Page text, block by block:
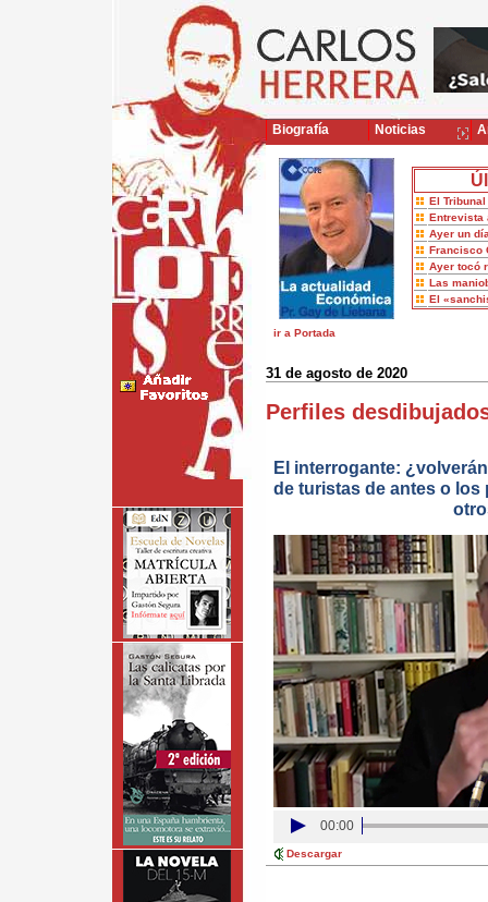
El
Entrevista
Ayer un
Francisco
Ayer tocó
Las
El
ir a Portada
31 de agosto de 2020
Perfiles
El interrogante:
de turistas de antes o
00:00
Descargar
Biografía Noticias